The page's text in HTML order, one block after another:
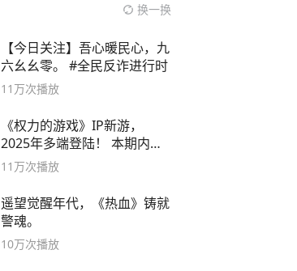
换一换
【今日关注】吾心暖民心，九
六幺幺零。 #全民反诈进行时
11万次播放
《权力的游戏》IP新游，
2025年多端登陆！ 本期内容
概要
11万次播放
遥望觉醒年代，《热血》铸就
警魂。
10万次播放